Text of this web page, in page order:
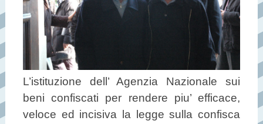
L’istituzione dell’ Agenzia Nazionale sui
beni confiscati per rendere piu’ efficace,
veloce ed incisiva la legge sulla confisca